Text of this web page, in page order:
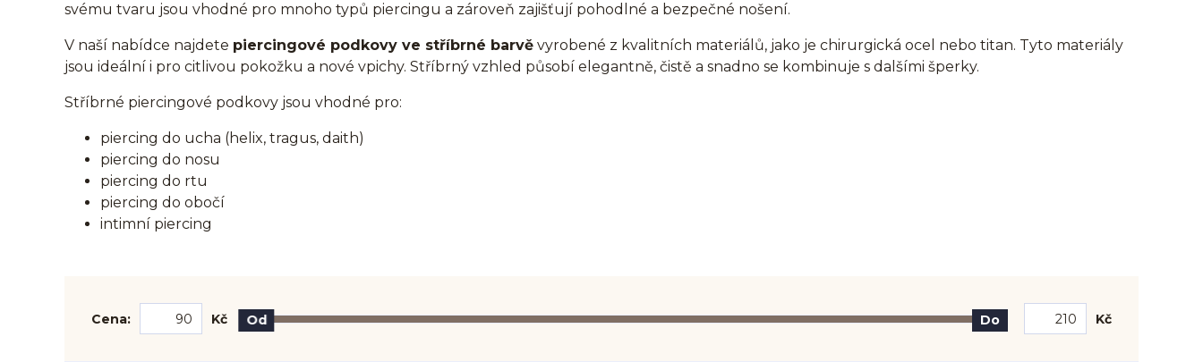
svému tvaru jsou vhodné pro mnoho typů piercingu a zároveň zajišťují pohodlné a bezpečné nošení.
V naší nabídce najdete piercingové podkovy ve stříbrné barvě vyrobené z kvalitních materiálů, jako je chirurgická ocel nebo titan. Tyto materiály
jsou ideální i pro citlivou pokožku a nové vpichy. Stříbrný vzhled působí elegantně, čistě a snadno se kombinuje s dalšími šperky.
Stříbrné piercingové podkovy jsou vhodné pro:
piercing do ucha (helix, tragus, daith)
piercing do nosu
piercing do rtu
piercing do obočí
intimní piercing
Cena: Kč Od Do Kč